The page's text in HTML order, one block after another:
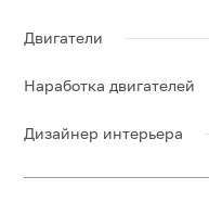
Двигатели
Наработка двигателей
Дизайнер интерьера